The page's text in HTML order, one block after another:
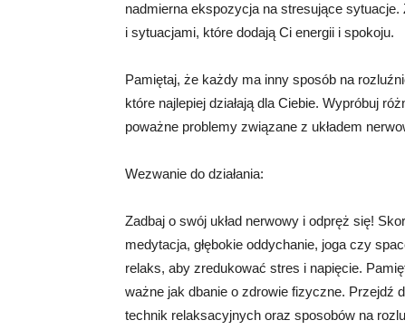
nadmierna ekspozycja na stresujące
i sytuacjami, które dodają Ci energii i spokoju.
Pamiętaj, że każdy ma inny sposób na
które najlepiej działają dla Ciebie. Wypróbuj
poważne problemy związane z układem
Wezwanie do działania:
Zadbaj o swój układ nerwowy i odpręż się!
medytacja, głębokie oddychanie, joga czy
relaks, aby zredukować stres i napięcie.
ważne jak dbanie o zdrowie fizyczne. Przejdź
technik relaksacyjnych oraz sposobów na